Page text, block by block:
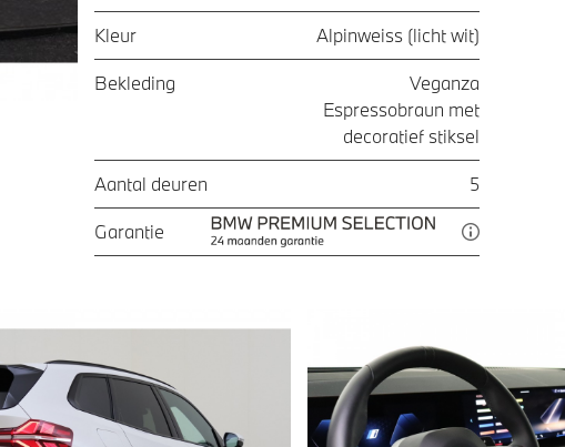
Kleur Alpinweiss (licht wit)
Bekleding
Veganza
Espressobraun met
decoratief stiksel
Aantal deuren 5
Garantie